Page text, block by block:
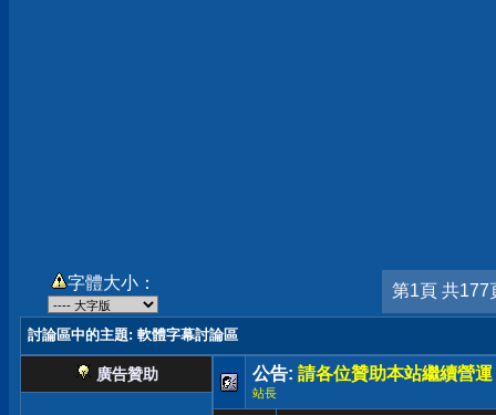
字體大小： 第1頁 共177
討論區中的主題: 軟體字幕討論區
廣告贊助 公告: 請各位贊助本站繼續營運
站長